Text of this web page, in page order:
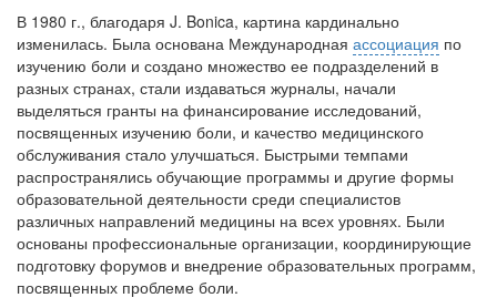
В 1980 г., благодаря J. Bonica, картина кар­динально
изменилась. Была основана Между­народная ассоциация по
изучению боли и соз­дано множество ее подразделений в
разных странах, стали издаваться журналы, начали
выделяться гранты на финансирование иссле­дований,
посвященных изучению боли, и каче­ство медицинского
обслуживания стало улуч­шаться. Быстрыми темпами
распространялись обучающие программы и другие формы
обра­зовательной деятельности среди специалистов
различных направлений медицины на всех уровнях. Были
основаны профессиональные организации, координирующие
подготовку фо­румов и внедрение образовательных программ,
посвященных проблеме боли.